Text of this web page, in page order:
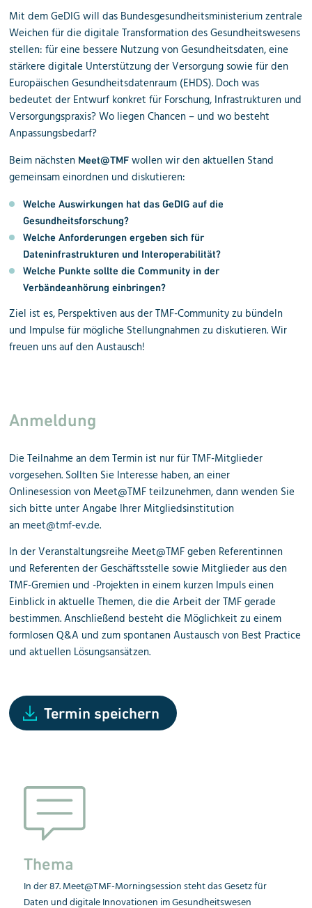
Mit dem GeDIG will das Bundesgesundheitsministerium zentrale
Weichen für die digitale Transformation des Gesundheitswesens
stellen: für eine bessere Nutzung von Gesundheitsdaten, eine
stärkere digitale Unterstützung der Versorgung sowie für den
Europäischen Gesundheitsdatenraum (EHDS). Doch was
bedeutet der Entwurf konkret für Forschung, Infrastrukturen und
Versorgungspraxis? Wo liegen Chancen – und wo besteht
Anpassungsbedarf?
Beim nächsten Meet@TMF wollen wir den aktuellen Stand
gemeinsam einordnen und diskutieren:
Welche Auswirkungen hat das GeDIG auf die
Gesundheitsforschung?
Welche Anforderungen ergeben sich für
Dateninfrastrukturen und Interoperabilität?
Welche Punkte sollte die Community in der
Verbändeanhörung einbringen?
Ziel ist es, Perspektiven aus der TMF-Community zu bündeln
und Impulse für mögliche Stellungnahmen zu diskutieren. Wir
freuen uns auf den Austausch!
Anmeldung
Die Teilnahme an dem Termin ist nur für TMF-Mitglieder
vorgesehen. Sollten Sie Interesse haben, an einer
Onlinesession von Meet@TMF teilzunehmen, dann wenden Sie
sich bitte unter Angabe Ihrer Mitgliedsinstitution
an meet@tmf-ev.de.
In der Veranstaltungsreihe Meet@TMF geben Referentinnen
und Referenten der Geschäftsstelle sowie Mitglieder aus den
TMF-Gremien und -Projekten in einem kurzen Impuls einen
Einblick in aktuelle Themen, die die Arbeit der TMF gerade
bestimmen. Anschließend besteht die Möglichkeit zu einem
formlosen Q&A und zum spontanen Austausch von Best Practice
und aktuellen Lösungsansätzen.
Termin speichern
Thema
In der 87. Meet@TMF-Morningsession steht dasGesetz für
Daten und digitale Innovationen im Gesundheitswesen